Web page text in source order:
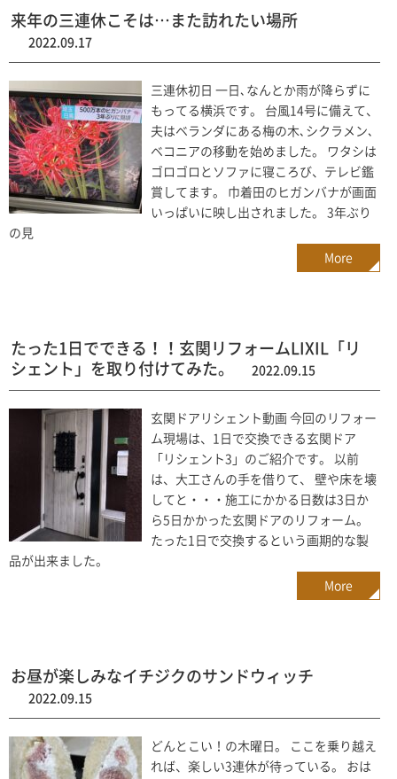
来年の三連休こそは…また訪れたい場所
2022.09.17
三連休初日 一日､なんとか雨が降らずに
もってる横浜です。 台風14号に備えて、
夫はベランダにある梅の木､シクラメン､
ベコニアの移動を始めました。 ワタシは
ゴロゴロとソファに寝ころび、テレビ鑑
賞してます。 巾着田のヒガンバナが画面
いっぱいに映し出されました。 3年ぶり
の見
More
たった1日でできる！！玄関リフォームLIXIL「リ
シェント」を取り付けてみた。
2022.09.15
玄関ドアリシェント動画 今回のリフォー
ム現場は、1日で交換できる玄関ドア
「リシェント3」のご紹介です。 以前
は、大工さんの手を借りて、 壁や床を壊
してと・・・施工にかかる日数は3日か
ら5日かかった玄関ドアのリフォーム。
たった1日で交換するという画期的な製
品が出来ました。
More
お昼が楽しみなイチジクのサンドウィッチ
2022.09.15
どんとこい！の木曜日。 ここを乗り越え
れば、楽しい3連休が待っている。 おは